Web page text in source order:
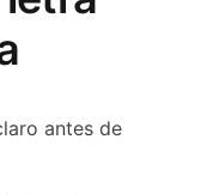
antes de